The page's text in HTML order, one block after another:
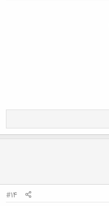
#14